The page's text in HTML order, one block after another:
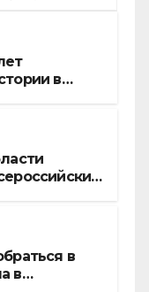
в
в
в